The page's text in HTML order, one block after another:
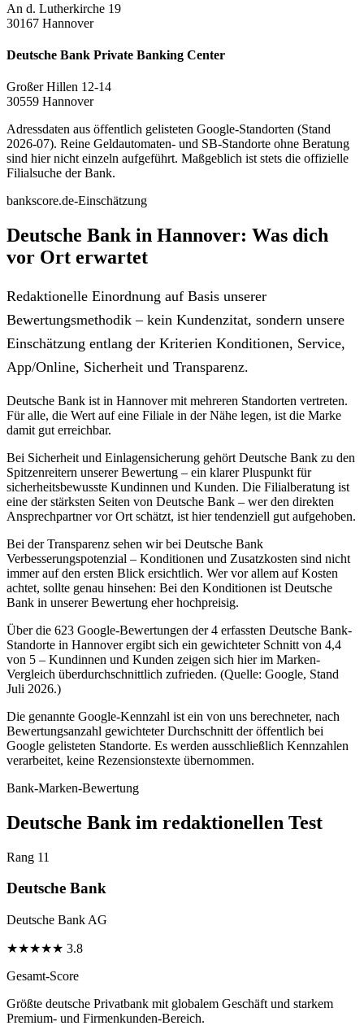
An d. Lutherkirche 19
30167 Hannover
Deutsche Bank Private Banking Center
Großer Hillen 12-14
30559 Hannover
Adressdaten aus öffentlich gelisteten Google-Standorten (Stand
2026-07). Reine Geldautomaten- und SB-Standorte ohne Beratung
sind hier nicht einzeln aufgeführt. Maßgeblich ist stets die offizielle
Filialsuche der Bank.
bankscore.de-Einschätzung
Deutsche Bank in Hannover: Was dich
vor Ort erwartet
Redaktionelle Einordnung auf Basis unserer
Bewertungsmethodik – kein Kundenzitat, sondern unsere
Einschätzung entlang der Kriterien Konditionen, Service,
App/Online, Sicherheit und Transparenz.
Deutsche Bank ist in Hannover mit mehreren Standorten vertreten.
Für alle, die Wert auf eine Filiale in der Nähe legen, ist die Marke
damit gut erreichbar.
Bei Sicherheit und Einlagensicherung gehört Deutsche Bank zu den
Spitzenreitern unserer Bewertung – ein klarer Pluspunkt für
sicherheitsbewusste Kundinnen und Kunden. Die Filialberatung ist
eine der stärksten Seiten von Deutsche Bank – wer den direkten
Ansprechpartner vor Ort schätzt, ist hier tendenziell gut aufgehoben.
Bei der Transparenz sehen wir bei Deutsche Bank
Verbesserungspotenzial – Konditionen und Zusatzkosten sind nicht
immer auf den ersten Blick ersichtlich. Wer vor allem auf Kosten
achtet, sollte genau hinsehen: Bei den Konditionen ist Deutsche
Bank in unserer Bewertung eher hochpreisig.
Über die 623 Google-Bewertungen der 4 erfassten Deutsche Bank-
Standorte in Hannover ergibt sich ein gewichteter Schnitt von 4,4
von 5 – Kundinnen und Kunden zeigen sich hier im Marken-
Vergleich überdurchschnittlich zufrieden. (Quelle: Google, Stand
Juli 2026.)
Die genannte Google-Kennzahl ist ein von uns berechneter, nach
Bewertungsanzahl gewichteter Durchschnitt der öffentlich bei
Google gelisteten Standorte. Es werden ausschließlich Kennzahlen
verarbeitet, keine Rezensionstexte übernommen.
Bank-Marken-Bewertung
Deutsche Bank im redaktionellen Test
Rang 11
Deutsche Bank
Deutsche Bank AG
★★★★★ 3.8
Gesamt-Score
Größte deutsche Privatbank mit globalem Geschäft und starkem
Premium- und Firmenkunden-Bereich.